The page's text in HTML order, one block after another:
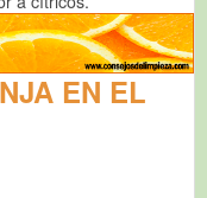
EN EL